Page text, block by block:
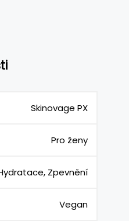
Skinovage PX
Pro ženy
Zpevnění
Vegan